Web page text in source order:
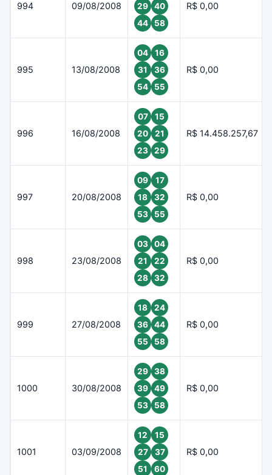
994 09/08/2008
29
40
44
58
R$ 0,00
995 13/08/2008
04
16
31
36
54
55
R$ 0,00
996 16/08/2008
07
15
20
21
23
29
R$ 14.458.257,67
997 20/08/2008
09
17
18
32
53
55
R$ 0,00
998 23/08/2008
03
04
21
22
28
32
R$ 0,00
999 27/08/2008
18
24
36
44
55
58
R$ 0,00
1000 30/08/2008
29
38
39
49
53
58
R$ 0,00
1001 03/09/2008
12
15
27
37
51
60
R$ 0,00